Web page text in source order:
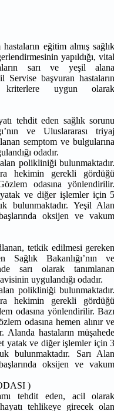
eğitim almış
yapıldığı,
sarı ve yeşil
başvuran
kriterlere uygun
tehdit eden sağlık
ve Uluslararası
semptom ve
odadır.
polikliniği
hekimin gerekli
odasına
ve diğer işlemler için
bulunmaktadır. Yeşil
oksijen ve
tetkik edilmesi
Sağlık Bakanlığı’nın
sarı olarak
uygulandığı odadır.
polikliniği
hekimin gerekli
odasına yönlendirilir.
odasına hemen alınır
Alanda hastaların
yatak ve diğer işlemler için
bulunmaktadır. Sarı
oksijen ve
)
tehdit eden, acil
tehlikeye girecek